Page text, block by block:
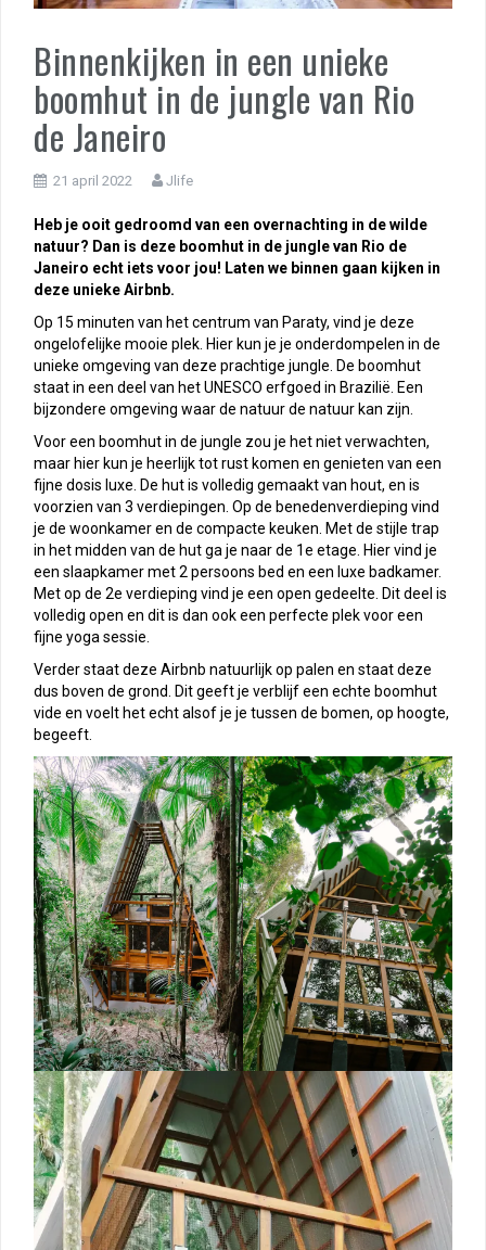
Binnenkijken in een unieke
boomhut in de jungle van Rio
de Janeiro
21 april 2022 Jlife
Heb je ooit gedroomd van een overnachting in de wilde
natuur? Dan is deze boomhut in de jungle van Rio de
Janeiro echt iets voor jou! Laten we binnen gaan kijken in
deze unieke Airbnb.
Op 15 minuten van het centrum van Paraty, vind je deze
ongelofelijke mooie plek. Hier kun je je onderdompelen in de
unieke omgeving van deze prachtige jungle. De boomhut
staat in een deel van het UNESCO erfgoed in Brazilië. Een
bijzondere omgeving waar de natuur de natuur kan zijn.
Voor een boomhut in de jungle zou je het niet verwachten,
maar hier kun je heerlijk tot rust komen en genieten van een
fijne dosis luxe. De hut is volledig gemaakt van hout, en is
voorzien van 3 verdiepingen. Op de benedenverdieping vind
je de woonkamer en de compacte keuken. Met de stijle trap
in het midden van de hut ga je naar de 1e etage. Hier vind je
een slaapkamer met 2 persoons bed en een luxe badkamer.
Met op de 2e verdieping vind je een open gedeelte. Dit deel is
volledig open en dit is dan ook een perfecte plek voor een
fijne yoga sessie.
Verder staat deze Airbnb natuurlijk op palen en staat deze
dus boven de grond. Dit geeft je verblijf een echte boomhut
vide en voelt het echt alsof je je tussen de bomen, op hoogte,
begeeft.